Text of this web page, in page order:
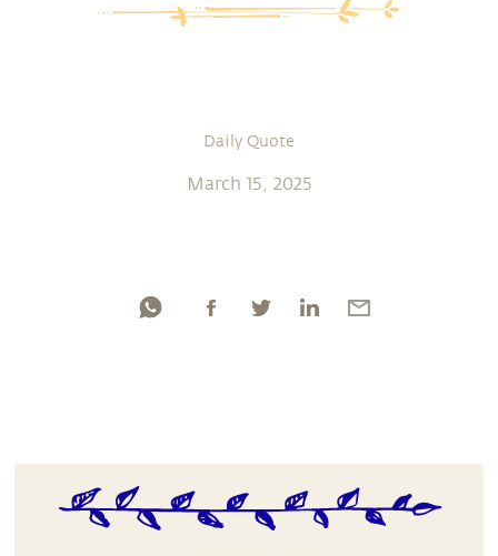
Daily Quote
March 15, 2025